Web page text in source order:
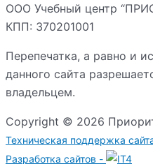
ООО Учебный центр
КПП: 370201001
Перепечатка, а равно и
данного сайта
владельцем.
Copyright © 2026
Техническая поддержка
Разработка сайтов -